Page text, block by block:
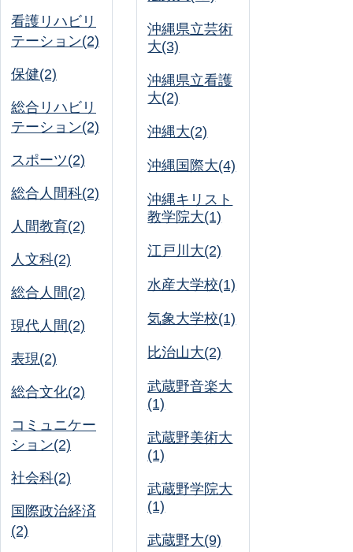
看護リハビリ
テーション(2)
保健(2)
総合リハビリ
テーション(2)
スポーツ(2)
総合人間科(2)
人間教育(2)
人文科(2)
総合人間(2)
現代人間(2)
表現(2)
総合文化(2)
コミュニケー
ション(2)
社会科(2)
国際政治経済
(2)
沖縄県立芸術
大(3)
沖縄県立看護
大(2)
沖縄大(2)
沖縄国際大(4)
沖縄キリスト
教学院大(1)
江戸川大(2)
水産大学校(1)
気象大学校(1)
比治山大(2)
武蔵野音楽大
(1)
武蔵野美術大
(1)
武蔵野学院大
(1)
武蔵野大(9)